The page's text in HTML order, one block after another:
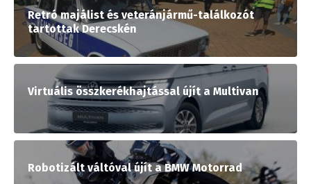
Retró majálist és veteránjármű-találkozót
tartottak Derecskén
Virtuális összkerékhajtással újít a Multivan
Robotizált váltóval újít a BMW Motorrad